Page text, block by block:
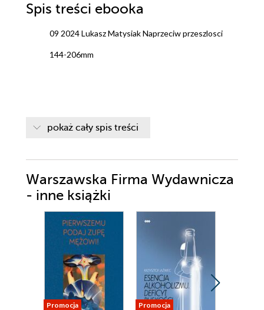
Spis treści ebooka
09 2024 Lukasz Matysiak Naprzeciw przeszlosci
144-206mm
pokaż cały spis treści
Warszawska Firma Wydawnicza
- inne książki
Promocja Promocja